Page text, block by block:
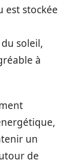
est stockée
soleil,
à
un
de